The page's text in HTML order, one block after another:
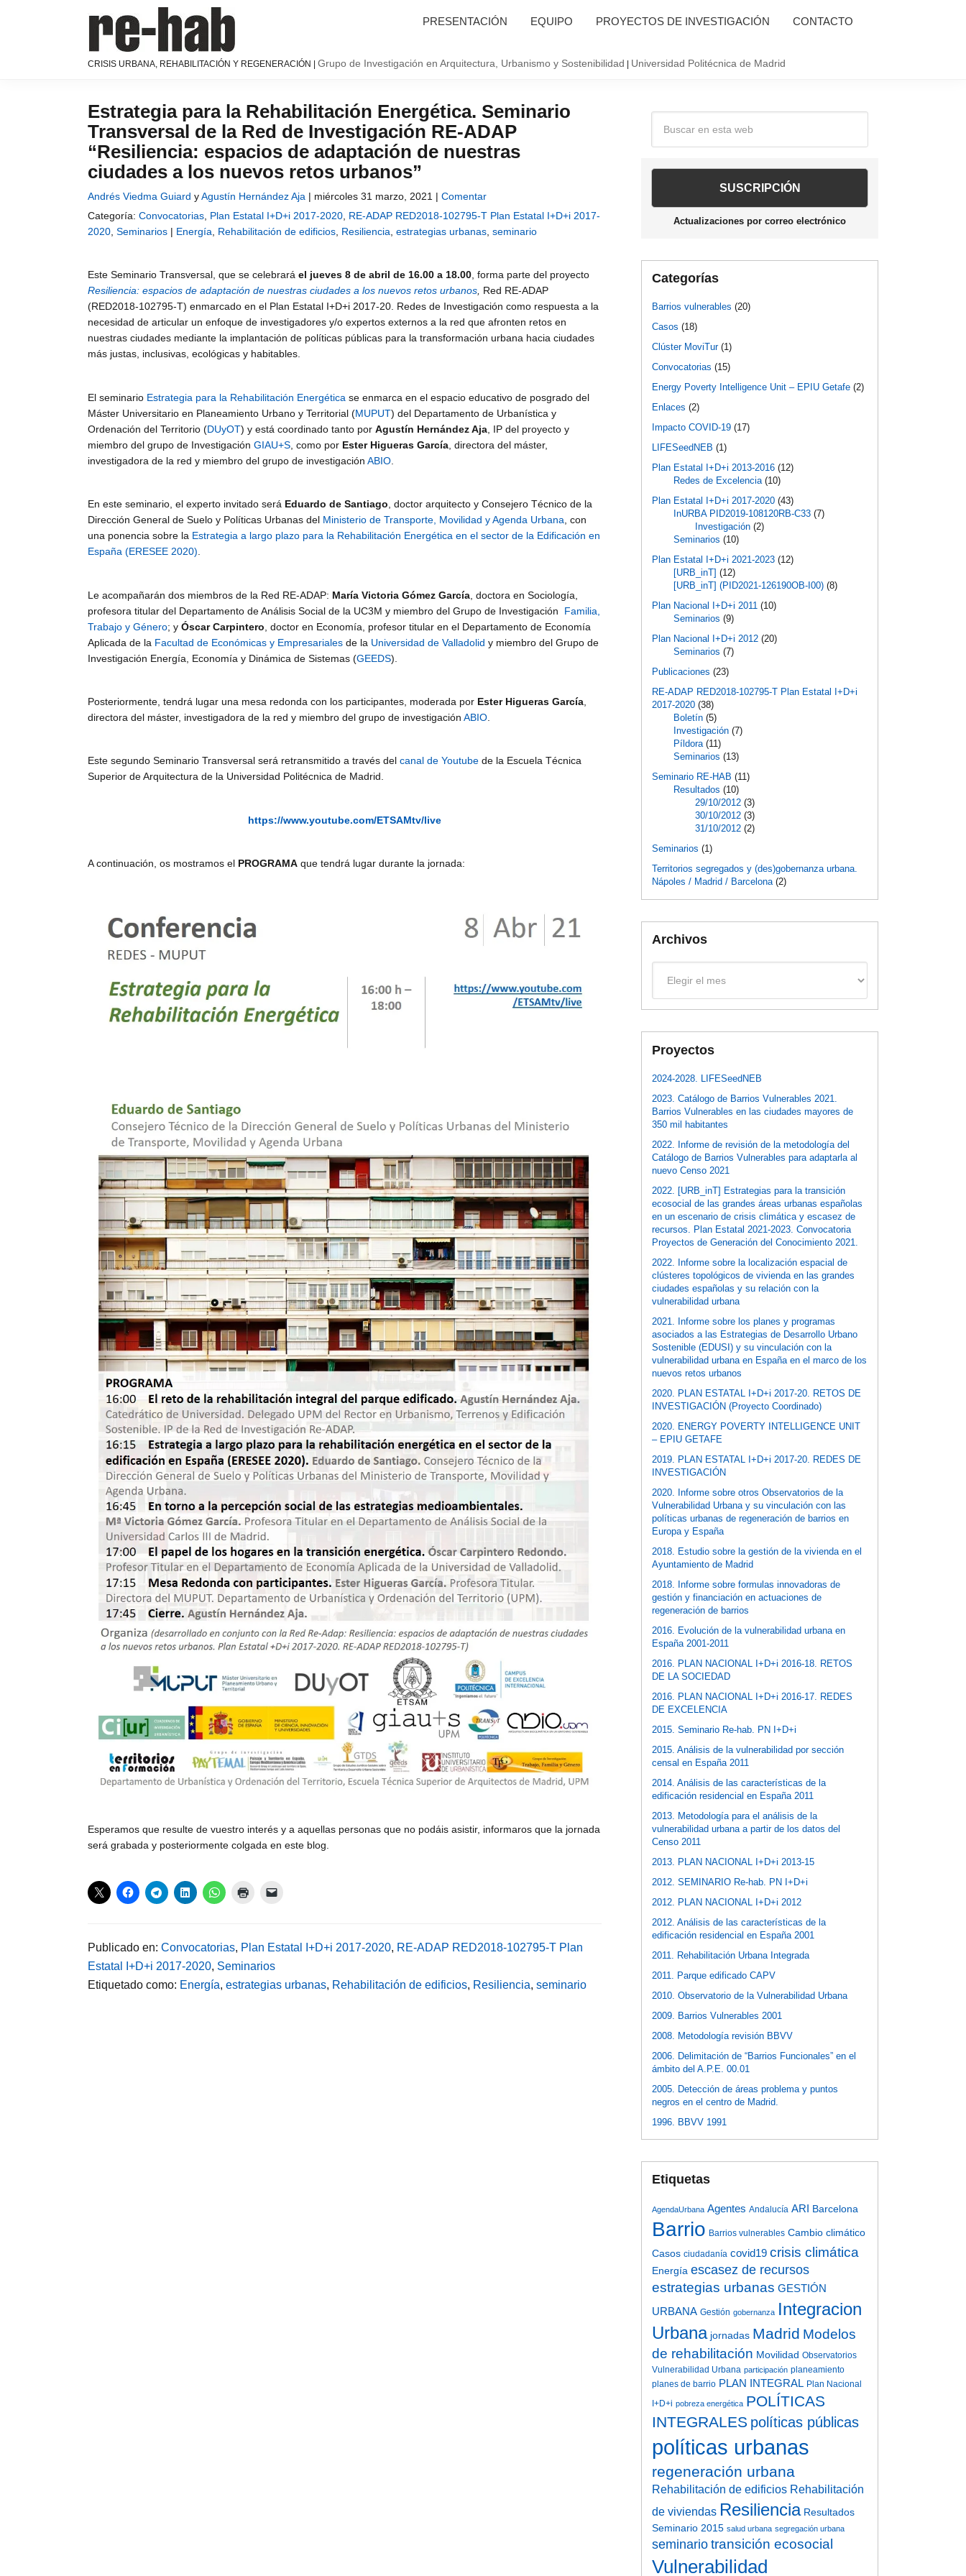
RE-
Crisis
urbana,
rehabilitación
y
regeneración
Página
y
discusión
sobre
la
adaptación
nuestras
ciudades
a
retos
urbanos
del Grupo
de
Investigación
en
Urbanismo
y
Sostenibilidad
(GIAU+S)
de
Politécnica
de
Madrid
(UPM)
CRISIS URBANA, REHABILITACIÓN Y REGENERACIÓN | Grupo de Investigación en Arquitectura, Urbanismo y Sostenibilidad Universidad Politécnica de Madrid
PRESENTACIÓN EQUIPO PROYECTOS DE INVESTIGACIÓN CONTACTO
Estrategia para la Rehabilitación Energética. Seminario
Transversal de la Red de Investigación RE-ADAP
“Resiliencia: espacios de adaptación de nuestras
ciudades a los nuevos retos urbanos”
Andrés Viedma Guiard y Agustín Hernández Aja miércoles 31 marzo, 2021 | Comentar
Categoría: Convocatorias, Plan Estatal I+D+i 2017-2020, RE-ADAP RED2018-102795-T Plan Estatal I+D+i 2017-
2020, Seminarios Energía, Rehabilitación de edificios, Resiliencia, estrategias urbanas, seminario
Este Seminario Transversal, que se celebrará el jueves 8 de abril de 16.00 a 18.00, forma parte del proyecto
Resiliencia: espacios de adaptación de nuestras ciudades a los nuevos retos urbanos, Red RE-ADAP
(RED2018-102795-T) enmarcado en el Plan Estatal I+D+i 2017-20. Redes de Investigación como respuesta a la
necesidad de articular un enfoque de investigadores y/o expertos externos a la red que afronten retos en
nuestras ciudades mediante la implantación de políticas públicas para la transformación urbana hacia ciudades
más justas, inclusivas, ecológicas y habitables.
El seminario Estrategia para la Rehabilitación Energética se enmarca en el espacio educativo de posgrado del
Máster Universitario en Planeamiento Urbano y Territorial (MUPUT) del Departamento de Urbanística y
Ordenación del Territorio (DUyOT) y está coordinado tanto por Agustín Hernández Aja , IP del proyecto y
miembro del grupo de Investigación GIAU+S , como por Ester Higueras García , directora del máster,
investigadora de la red y miembro del grupo de investigación ABIO
En este seminario, el experto invitado será Eduardo de Santiago, doctor arquitecto y Consejero Técnico de la
Dirección General de Suelo y Políticas Urbanas del Ministerio de Transporte, Movilidad y Agenda Urbana, con
una ponencia sobre la Estrategia a largo plazo para la Rehabilitación Energética en el sector de la Edificación en
España (ERESEE 2020).
Le acompañarán dos miembros de la Red RE-ADAP: María Victoria Gómez García , doctora en Sociología,
profesora titular del Departamento de Análisis Social de la UC3M y miembro del Grupo de Investigación
Familia,
Trabajo y Género; y Óscar Carpintero , doctor en Economía, profesor titular en el Departamento de Economía
Aplicada de la Facultad de Económicas y Empresariales de la Universidad de Valladolid y miembro del Grupo de
Investigación Energía, Economía y Dinámica de Sistemas (GEEDS).
Posteriormente, tendrá lugar una mesa redonda con los participantes, moderada por Ester Higueras García
directora del máster, investigadora de la red y miembro del grupo de investigación ABIO
Este segundo Seminario Transversal será retransmitido a través del canal de Youtube de la Escuela Técnica
Superior de Arquitectura de la Universidad Politécnica de Madrid.
https://www.youtube.com/ETSAMtv/live
A continuación, os mostramos el PROGRAMA que tendrá lugar durante la jornada:
Esperamos que resulte de vuestro interés y a aquellas personas que no podáis asistir, informaros que la jornada
será grabada y posteriormente colgada en este blog.
Publicado en: Convocatorias, Plan Estatal I+D+i 2017-2020, RE-ADAP RED2018-102795-T Plan
Estatal I+D+i 2017-2020, Seminarios
Etiquetado como: Energía, estrategias urbanas, Rehabilitación de edificios, Resiliencia, seminario
Barra
lateral
principal
Actualizaciones por correo electrónico
Categorías
Barrios vulnerables (20)
Casos (18)
Clúster MoviTur(1)
Convocatorias (15)
Energy Poverty Intelligence Unit – EPIU Getafe (2)
Enlaces (2)
Impacto COVID-19 (17)
LIFESeedNEB (1)
Plan Estatal I+D+i 2013-2016 (12)
Redes de Excelencia(10)
Plan Estatal I+D+i 2017-2020 (43)
InURBA PID2019-108120RB-C33 (7)
Investigación (2)
Seminarios (10)
Plan Estatal I+D+i 2021-2023 (12)
[URB_inT] (12)
[URB_inT] (PID2021-126190OB-I00) (8)
Plan Nacional I+D+i 2011 (10)
Seminarios (9)
Plan Nacional I+D+i 2012 (20)
Seminarios (7)
Publicaciones (23)
RE-ADAP RED2018-102795-T Plan Estatal I+D+i
2017-2020 (38)
Boletín (5)
Investigación (7)
Píldora(11)
Seminarios (13)
Seminario RE-HAB (11)
Resultados (10)
29/10/2012 (3)
30/10/2012 (3)
31/10/2012 (2)
Seminarios (1)
Territorios segregados y (des)gobernanza urbana.
Nápoles / Madrid / Barcelona(2)
Archivos
Proyectos
2024-2028. LIFESeedNEB
2023. Catálogo de Barrios Vulnerables 2021.
Barrios Vulnerables en las ciudades mayores de
350 mil habitantes
2022. Informe de revisión de la metodología del
Catálogo de Barrios Vulnerables para adaptarla al
nuevo Censo 2021
2022. [URB_inT] Estrategias para la transición
ecosocial de las grandes áreas urbanas españolas
en un escenario de crisis climática y escasez de
recursos. Plan Estatal 2021-2023. Convocatoria
Proyectos de Generación del Conocimiento 2021.
2022. Informe sobre la localización espacial de
clústeres topológicos de vivienda en las grandes
ciudades españolas y su relación con la
vulnerabilidad urbana
2021. Informe sobre los planes y programas
asociados a las Estrategias de Desarrollo Urbano
Sostenible (EDUSI) y su vinculación con la
vulnerabilidad urbana en España en el marco de los
nuevos retos urbanos
2020. PLAN ESTATAL I+D+i 2017-20. RETOS DE
INVESTIGACIÓN (Proyecto Coordinado)
2020. ENERGY POVERTY INTELLIGENCE UNIT
– EPIU GETAFE
2019. PLAN ESTATAL I+D+i 2017-20. REDES DE
INVESTIGACIÓN
2020. Informe sobre otros Observatorios de la
Vulnerabilidad Urbana y su vinculación con las
políticas urbanas de regeneración de barrios en
Europa y España
2018. Estudio sobre la gestión de la vivienda en el
Ayuntamiento de Madrid
2018. Informe sobre formulas innovadoras de
gestión y financiación en actuaciones de
regeneración de barrios
2016. Evolución de la vulnerabilidad urbana en
España 2001-2011
2016. PLAN NACIONAL I+D+i 2016-18. RETOS
DE LA SOCIEDAD
2016. PLAN NACIONAL I+D+i 2016-17. REDES
DE EXCELENCIA
2015. Seminario Re-hab. PN I+D+i
2015. Análisis de la vulnerabilidad por sección
censal en España 2011
2014. Análisis de las características de la
edificación residencial en España 2011
2013. Metodología para el análisis de la
vulnerabilidad urbana a partir de los datos del
Censo 2011
2013. PLAN NACIONAL I+D+i 2013-15
2012. SEMINARIO Re-hab. PN I+D+i
2012. PLAN NACIONAL I+D+i 2012
2012. Análisis de las características de la
edificación residencial en España 2001
2011. Rehabilitación Urbana Integrada
2011. Parque edificado CAPV
2010. Observatorio de la Vulnerabilidad Urbana
2009. Barrios Vulnerables 2001
2008. Metodología revisión BBVV
2006. Delimitación de “Barrios Funcionales” en el
ámbito del A.P.E. 00.01
2005. Detección de áreas problema y puntos
negros en el centro de Madrid.
1996. BBVV 1991
Etiquetas
AgendaUrbana Agentes Andalucía ARI Barcelona
Barrio Barrios vulnerables Cambio climático
Casos ciudadanía covid19 crisis climática
Energía escasez de recursos
estrategias urbanas GESTIÓN
URBANA Gestión gobernanza Integracion
Urbana jornadas Madrid Modelos
de rehabilitación Movilidad Observatorios
Vulnerabilidad Urbana participación planeamiento
planes de barrio PLAN INTEGRAL Plan Nacional
I+D+i pobreza energética POLÍTICAS
INTEGRALES políticas públicas
políticas urbanas
regeneración urbana
Rehabilitación de edificios Rehabilitación
de viviendas Resiliencia Resultados
Seminario 2015 salud urbana segregación urbana
seminario transición ecosocial
Vulnerabilidad